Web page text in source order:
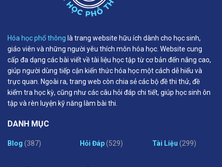
Hóa học phổ thông là trang website hữu ích dành cho học sinh,
giáo viên và những người yêu thích môn hóa học. Website cung
cấp đa dạng các bài viết về tài liệu học tập từ cơ bản đến nâng cao,
giúp người dùng tiếp cận kiến thức hóa học một cách dễ hiểu và
trực quan. Ngoài ra, trang web còn chia sẻ các bộ đề thi thử, đề
kiểm tra học kỳ, cũng như các câu hỏi đáp chi tiết, giúp học sinh ôn
tập và rèn luyện kỹ năng làm bài thi.
DANH MỤC
Blog (387) Hỏi Đáp(529) Tài Liệu (299)